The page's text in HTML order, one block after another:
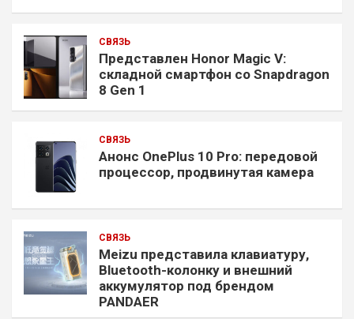
СВЯЗЬ
Представлен Honor Magic V:
складной смартфон со Snapdragon
8 Gen 1
СВЯЗЬ
Анонс OnePlus 10 Pro: передовой
процессор, продвинутая камера
СВЯЗЬ
Meizu представила клавиатуру,
Bluetooth-колонку и внешний
аккумулятор под брендом
PANDAER